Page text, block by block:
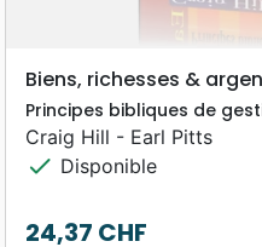
Biens, richesses &
Principes bibliques de
Craig Hill - Earl Pitts
check Disponible
24,37 CHF